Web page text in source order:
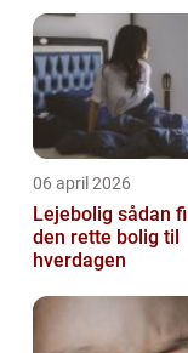
06 april 2026
Lejebolig sådan finder du
den rette bolig til
hverdagen